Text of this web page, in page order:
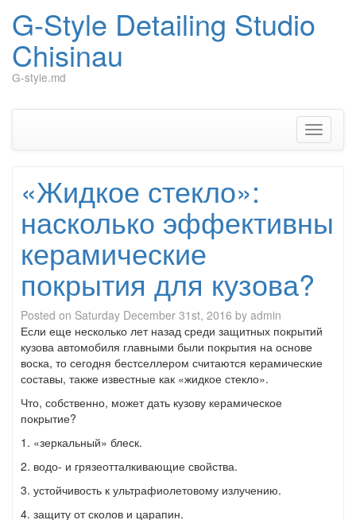
G-Style Detailing Studio
Chisinau
G-style.md
Toggle
«Жидкое стекло»:
насколько эффективны
керамические
покрытия для кузова?
Posted on Saturday December 31st, 2016 by admin
Если еще несколько лет назад среди защитных покрытий
кузова автомобиля главными были покрытия на основе
воска, то сегодня бестселлером считаются керамические
составы, также известные как «жидкое стекло».
Что, собственно, может дать кузову керамическое
покрытие?
1. «зеркальный» блеск.
2. водо- и грязеотталкивающие свойства.
3. устойчивость к ультрафиолетовому излучению.
4. защиту от сколов и царапин.